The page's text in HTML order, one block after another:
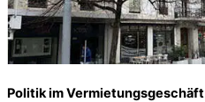
Politik im Vermietungsgeschäft